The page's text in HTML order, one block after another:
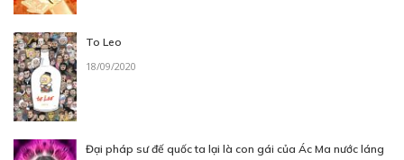
To Leo
18/09/2020
Đại pháp sư đế quốc ta lại là con gái của Ác Ma nước láng